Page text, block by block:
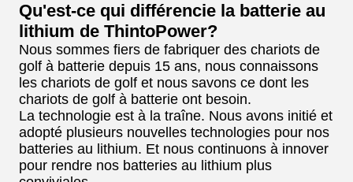
Qu'est-ce qui différencie la batterie au
lithium de ThintoPower?
Nous sommes fiers de fabriquer des chariots de
golf à batterie depuis 15 ans, nous connaissons
les chariots de golf et nous savons ce dont les
chariots de golf à batterie ont besoin.
La technologie est à la traîne. Nous avons initié et
adopté plusieurs nouvelles technologies pour nos
batteries au lithium. Et nous continuons à innover
pour rendre nos batteries au lithium plus